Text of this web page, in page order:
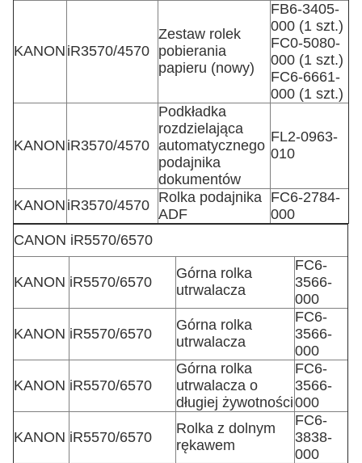
KANON iR3570/4570
Zestaw rolek
pobierania
papieru (nowy)
FB6-3405-
000 (1 szt.)
FC0-5080-
000 (1 szt.)
FC6-6661-
000 (1 szt.)
KANON iR3570/4570
Podkładka
rozdzielająca
automatycznego
podajnika
dokumentów
FL2-0963-
010
KANON iR3570/4570 Rolka podajnika
ADF
FC6-2784-
000
CANON iR5570/6570
KANON iR5570/6570
Górna rolka
utrwalacza
FC6-
3566-
000
KANON iR5570/6570
Górna rolka
utrwalacza
FC6-
3566-
000
KANON iR5570/6570
Górna rolka
utrwalacza o
długiej żywotności
FC6-
3566-
000
KANON iR5570/6570
Rolka z dolnym
rękawem
FC6-
3838-
000